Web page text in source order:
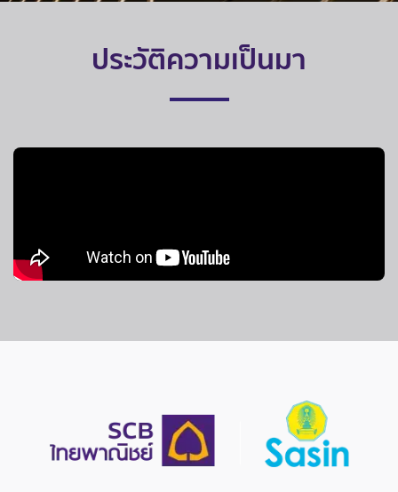
ประวัติความเป็นมา